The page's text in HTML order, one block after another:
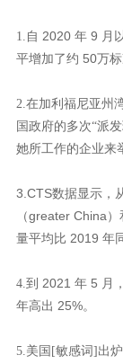
1.自 2020 年9 月
平增加了约 50万
2.在加利福尼亚州
国政府的多次“派
她所工作的企业来
3.CTS数据显示，
（greater China）
量平均比 2019 年
4.到 2021 年5 月
年高出 25%。
5.美国[敏感词]出